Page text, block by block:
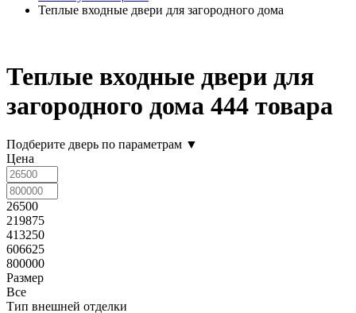
Теплые входные двери для загородного дома
Теплые входные двери для
загородного дома 444 товара
Подберите дверь по параметрам ▼
Цена
26500
219875
413250
606625
800000
Размер
Все
Тип внешней отделки